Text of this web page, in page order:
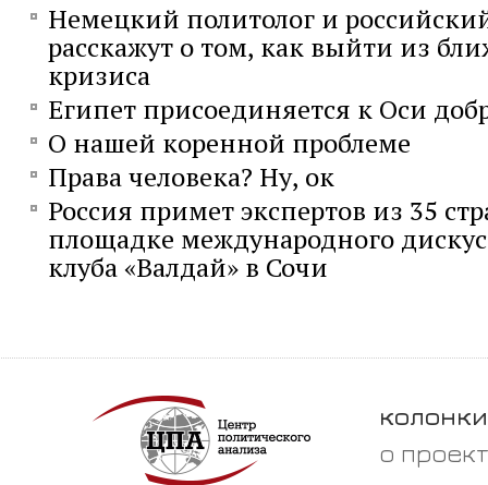
Немецкий политолог и
расскажут о том, как выйти из
кризиса
Египет присоединяется к Оси
О нашей коренной проблеме
Права человека? Ну, ок
Россия примет экспертов из 35
площадке международного
клуба «Валдай» в Сочи
колонки
о